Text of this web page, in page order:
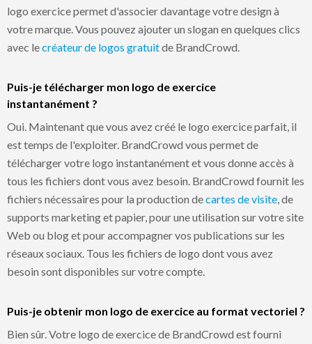
logo exercice permet d'associer davantage votre design à
votre marque. Vous pouvez ajouter un slogan en quelques clics
avec lecréateur de logos gratuitde BrandCrowd.
Puis-je télécharger mon logo de exercice
instantanément ?
Oui. Maintenant que vous avez créé le logo exercice parfait, il
est temps de l'exploiter. BrandCrowd vous permet de
télécharger votre logo instantanément et vous donne accès à
tous les fichiers dont vous avez besoin. BrandCrowd fournit les
fichiers nécessaires pour la production decartes de visite , de
supports marketing et papier, pour une utilisation sur votre site
Web ou blog et pour accompagner vos publications sur les
réseaux sociaux. Tous les fichiers de logo dont vous avez
besoin sont disponibles sur votre compte.
Puis-je obtenir mon logo de exercice au format vectoriel ?
Bien sûr. Votre logo de exercice de BrandCrowd est fourni